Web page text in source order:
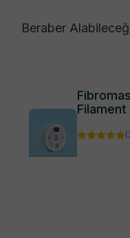
Beraber
Filament
(